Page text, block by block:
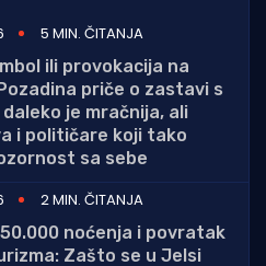
5 MIN. ČITANJA
ili provokacija na
priče o zastavi s
je mračnija, ali
i političare koji tako
sa sebe
2 MIN. ČITANJA
noćenja i povratak
Zašto se u Jelsi